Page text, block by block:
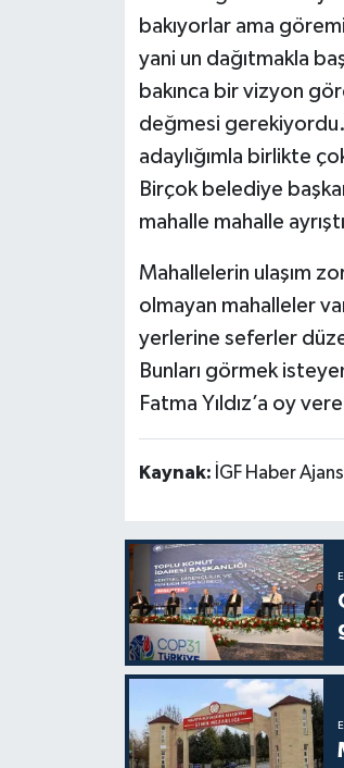
bakıyorlar ama
yani un dağıtmakla
bakınca bir vizyon
değmesi gerekiyordu.
adaylığımla birlikte
Birçok belediye
mahalle mahalle
Mahallelerin ulaşım
olmayan mahalleler
yerlerine seferler
Bunları görmek
Fatma Yıldız’a oy
Kaynak: İGF Haber